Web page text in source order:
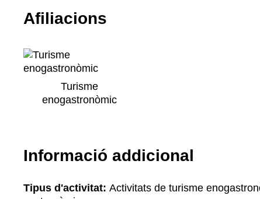
Afiliacions
Turisme
enogastronòmic
Informació addicional
Tipus d'activitat: Activitats de turisme